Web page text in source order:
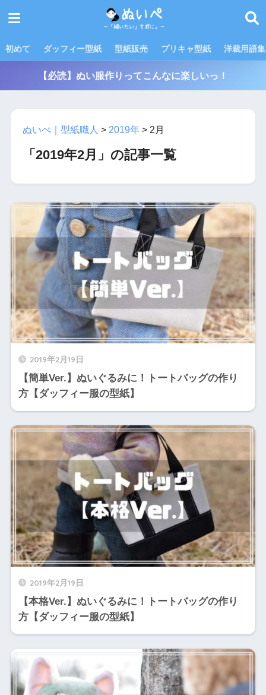
初めて ダッフィー型紙 型紙販売 プリキャ型紙 洋裁用語集
【必読】ぬい服作りってこんなに楽しいっ！
ぬいぺ｜型紙職人 > 2019年> 2月
「2019年2月」の記事一覧
2019年2月19日
【簡単Ver.】ぬいぐるみに！トートバッグの作り
方【ダッフィー服の型紙】
2019年2月19日
【本格Ver.】ぬいぐるみに！トートバッグの作り
方【ダッフィー服の型紙】